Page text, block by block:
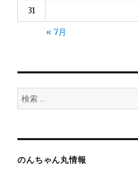
31
« 7月
検
索:
のんちゃん丸情報